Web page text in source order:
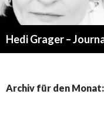
Hedi Grager –
Archiv für den